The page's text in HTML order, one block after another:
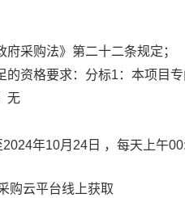
采购法》第二十二条规定；
资格要求： 分标1：本项目
无
2024年10月24日 ，每天上午
购云平台线上获取